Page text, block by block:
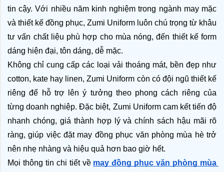
tin cậy. Với nhiều năm kinh nghiệm trong ngành may mặc
và thiết kế đồng phục, Zumi Uniform luôn chú trọng từ khâu
tư vấn chất liệu phù hợp cho mùa nóng, đến thiết kế form
dáng hiện đại, tôn dáng, dễ mặc.
Không chỉ cung cấp các loại vải thoáng mát, bền đẹp như
cotton, kate hay linen, Zumi Uniform còn có đội ngũ thiết kế
riêng để hỗ trợ lên ý tưởng theo phong cách riêng của
từng doanh nghiệp. Đặc biệt, Zumi Uniform cam kết tiến độ
nhanh chóng, giá thành hợp lý và chính sách hậu mãi rõ
ràng, giúp việc đặt may đồng phục văn phòng mùa hè trở
nên nhẹ nhàng và hiệu quả hơn bao giờ hết.
Mọi thông tin chi tiết về may đồng phục văn phòng mùa